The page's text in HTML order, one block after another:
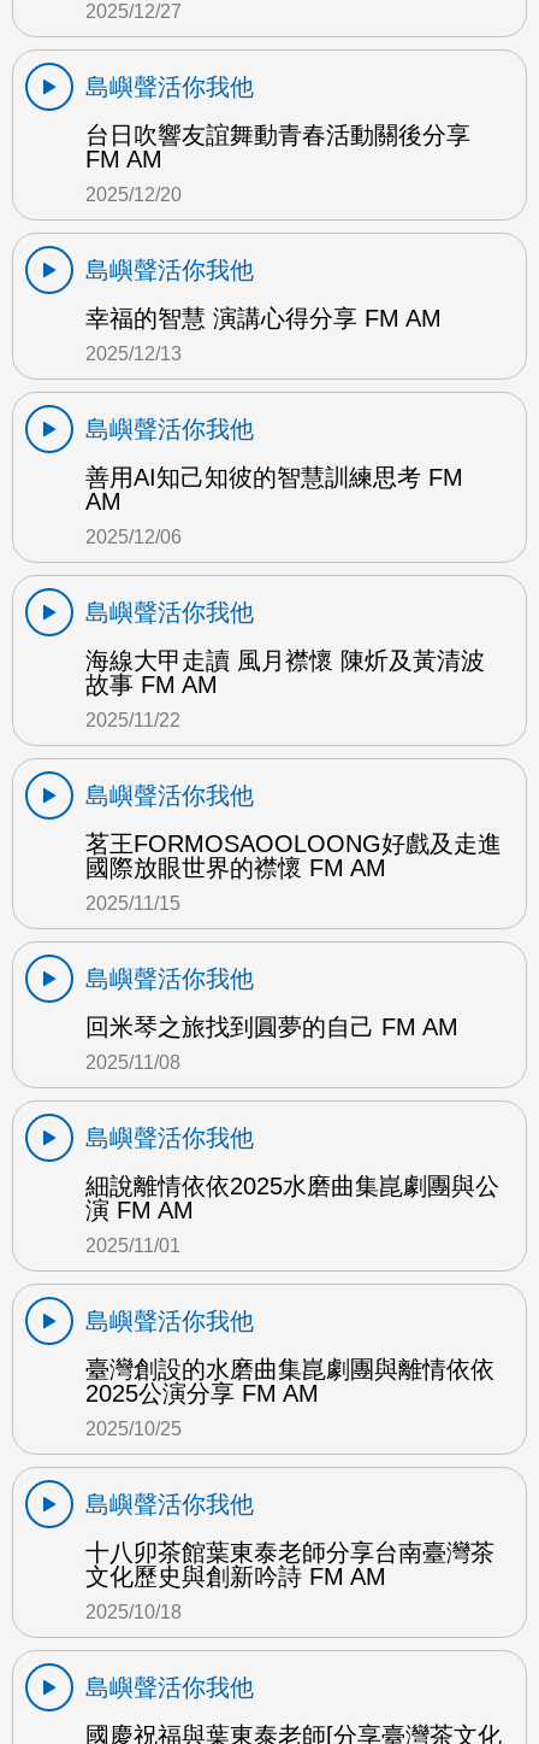
2025/12/27
島嶼聲活你我他
台日吹響友誼舞動青春活動關後分享
FM AM
2025/12/20
島嶼聲活你我他
幸福的智慧 演講心得分享 FM AM
2025/12/13
島嶼聲活你我他
善用AI知己知彼的智慧訓練思考 FM
AM
2025/12/06
島嶼聲活你我他
海線大甲走讀 風月襟懷 陳炘及黃清波
故事 FM AM
2025/11/22
島嶼聲活你我他
茗王FORMOSAOOLOONG好戲及走進
國際放眼世界的襟懷 FM AM
2025/11/15
島嶼聲活你我他
回米琴之旅找到圓夢的自己 FM AM
2025/11/08
島嶼聲活你我他
細說離情依依2025水磨曲集崑劇團與公
演 FM AM
2025/11/01
島嶼聲活你我他
臺灣創設的水磨曲集崑劇團與離情依依
2025公演分享 FM AM
2025/10/25
島嶼聲活你我他
十八卯茶館葉東泰老師分享台南臺灣茶
文化歷史與創新吟詩 FM AM
2025/10/18
島嶼聲活你我他
國慶祝福與葉東泰老師[分享臺灣茶文化